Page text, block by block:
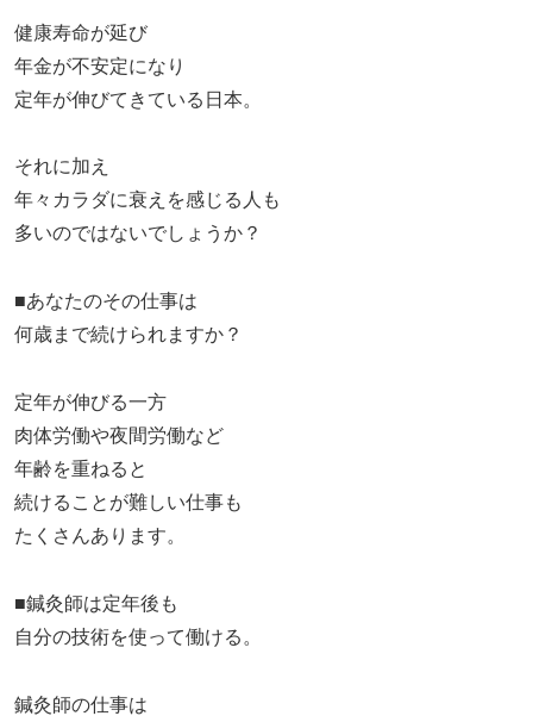
健康寿命が延び
年金が不安定になり
定年が伸びてきている日本。
それに加え
年々カラダに衰えを感じる人も
多いのではないでしょうか？
■あなたのその仕事は
何歳まで続けられますか？
定年が伸びる一方
肉体労働や夜間労働など
年齢を重ねると
続けることが難しい仕事も
たくさんあります。
■鍼灸師は定年後も
自分の技術を使って働ける。
鍼灸師の仕事は